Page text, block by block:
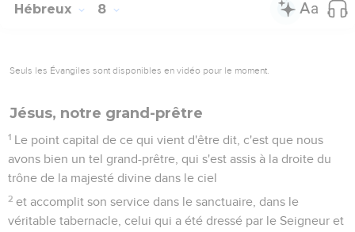
Hébreux 8
Seuls les Évangiles sont disponibles en vidéo pour le moment.
Jésus, notre grand-prêtre
1 Le point capital de ce qui vient d'être dit, c'est que nous
avons bien un tel grand-prêtre, qui s'est assis à la droite du
trône de la majesté divine dans le ciel
2 et accomplit son service dans le sanctuaire, dans le
véritable tabernacle, celui qui a été dressé par le Seigneur et